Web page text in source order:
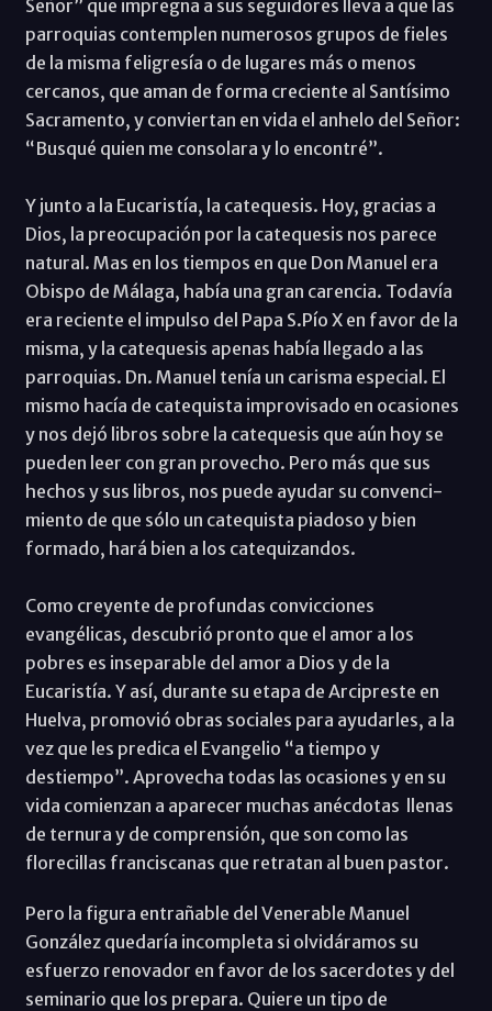
Señor” que impregna a sus seguidores lleva a que las
parroquias contemplen numerosos grupos de fieles
de la misma feligresía o de lugares más o menos
cercanos, que aman de forma creciente al Santísimo
Sacramento, y conviertan en vida el anhelo del Señor:
“Busqué quien me consolara y lo encontré”.
Y junto a la Eucaristía, la catequesis. Hoy, gracias a
Dios, la preocupación por la catequesis nos parece
natural. Mas en los tiempos en que Don Manuel era
Obispo de Málaga, había una gran carencia. Todavía
era reciente el impulso del Papa S.Pío X en favor de la
misma, y la catequesis apenas había llegado a las
parroquias. Dn. Manuel tenía un carisma especial. El
mismo hacía de catequista improvisado en ocasiones
y nos dejó libros sobre la catequesis que aún hoy se
pueden leer con gran provecho. Pero más que sus
hechos y sus libros, nos puede ayudar su convenci-
miento de que sólo un catequista piadoso y bien
formado, hará bien a los catequizandos.
Como creyente de profundas convicciones
evangélicas, descubrió pronto que el amor a los
pobres es inseparable del amor a Dios y de la
Eucaristía. Y así, durante su etapa de Arcipreste en
Huelva, promovió obras sociales para ayudarles, a la
vez que les predica el Evangelio “a tiempo y
destiempo”. Aprovecha todas las ocasiones y en su
vida comienzan a aparecer muchas anécdotas llenas
de ternura y de comprensión, que son como las
florecillas franciscanas que retratan al buen pastor.
Pero la figura entrañable del Venerable Manuel
González quedaría incompleta si olvidáramos su
esfuerzo renovador en favor de los sacerdotes y del
seminario que los prepara. Quiere un tipo de